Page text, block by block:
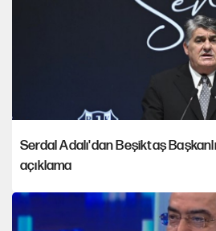
Serdal Adalı'dan Beşiktaş
açıklama